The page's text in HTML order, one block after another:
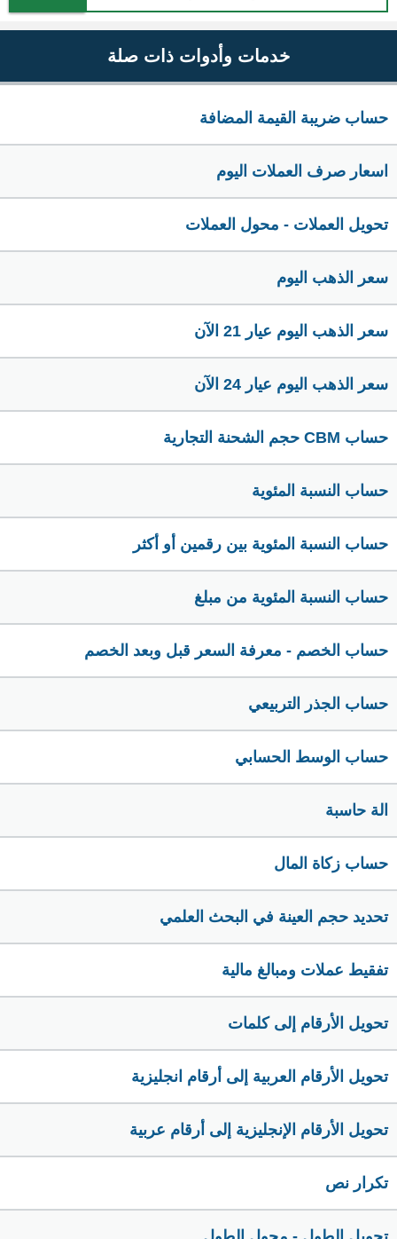
خدمات وأدوات ذات صلة
حساب ضريبة القيمة المضافة
اسعار صرف العملات اليوم
تحويل العملات - محول العملات
سعر الذهب اليوم
سعر الذهب اليوم عيار 21 الآن
سعر الذهب اليوم عيار 24 الآن
حساب CBM حجم الشحنة التجارية
حساب النسبة المئوية
حساب النسبة المئوية بين رقمين أو أكثر
حساب النسبة المئوية من مبلغ
حساب الخصم - معرفة السعر قبل وبعد الخصم
حساب الجذر التربيعي
حساب الوسط الحسابي
الة حاسبة
حساب زكاة المال
تحديد حجم العينة في البحث العلمي
تفقيط عملات ومبالغ مالية
تحويل الأرقام إلى كلمات
تحويل الأرقام العربية إلى أرقام انجليزية
تحويل الأرقام الإنجليزية إلى أرقام عربية
تكرار نص